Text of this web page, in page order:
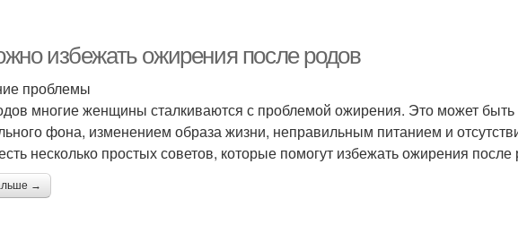
избежать ожирения после родов
проблемы
многие женщины сталкиваются с проблемой ожирения. Это может быть
фона, изменением образа жизни, неправильным питанием и
несколько простых советов, которые помогут избежать ожирения после
→